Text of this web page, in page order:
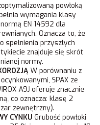
powłoką
wymagania klasy
EN 14592 dla
Oznacza to, że
przyszłych
znajduje się skrót
normy.
W porównaniu z
SPAX ze
A9J oferuje znacznie
co oznacza: klasę 2
zewnętrzny).
CYNKU Grubość powłoki